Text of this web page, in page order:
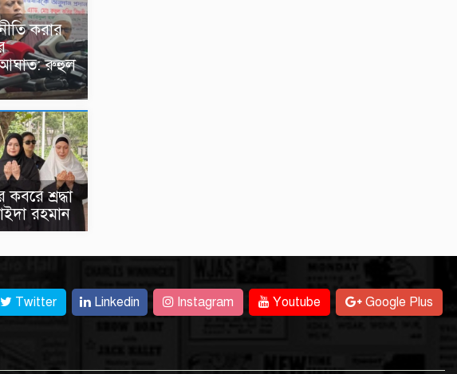
করার
আঘাত: রুহুল
কবরে শ্রদ্ধা
রহমান
Twitter Linkedin Instagram Youtube Google Plus